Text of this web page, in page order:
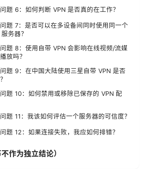
题 6：如何判断 VPN 是否真的在工作？
题 7：是否可以在多设备间同时使用同一个
务器？
题 8：使用自带 VPN 会影响在线视频/流媒
放吗？
题 9：在中国大陆使用三星自带 VPN 是否
题 10：如何禁用或移除已保存的 VPN 配
题 11：我该如何评估一个服务器的可信度？
题 12：如果连接失败，我应如何排错？
作为独立结论）